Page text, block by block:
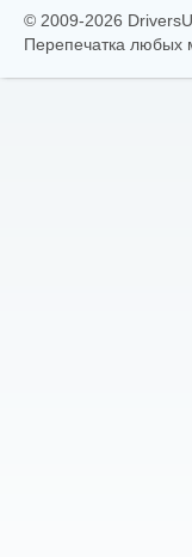
© 2009-2026
Перепечатка любых